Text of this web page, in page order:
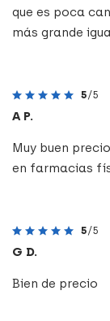
que es poca
más grande
5/5
A P.
Muy buen
en farmacias
5/5
G D.
Bien de precio